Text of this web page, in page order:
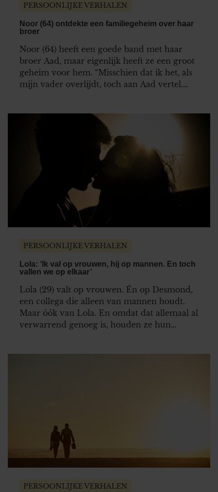
PERSOONLIJKE VERHALEN
Noor (64) ontdekte een familiegeheim over haar
broer
Noor (64) heeft een goede band met haar
broer Aad, maar eigenlijk heeft ze een groot
geheim voor hem. “Misschien dat ik het, als
mijn vader overlijdt, toch aan Aad vertel.
PERSOONLIJKE VERHALEN
Lola: ‘Ik val op vrouwen, hij op mannen. En toch
vallen we op elkaar’
Lola (29) valt op vrouwen. Én op Desmond,
een collega die alleen van mannen houdt.
Maar óók van Lola. En omdat dat allemaal al
verwarrend genoeg is, houden ze hun
PERSOONLIJKE VERHALEN